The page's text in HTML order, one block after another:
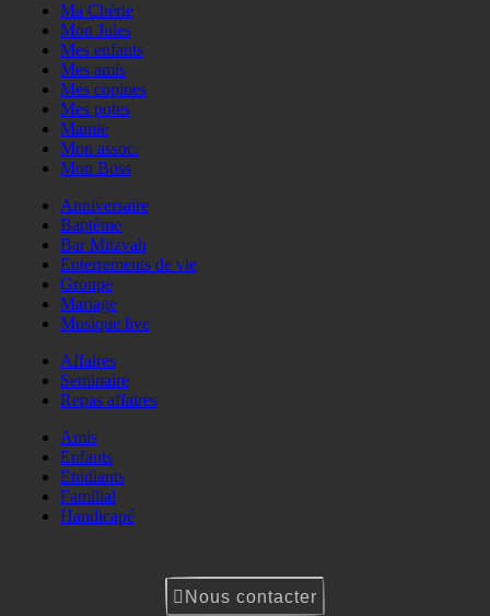
Ma Chérie
Mon Jules
Mes enfants
Mes amis
Mes copines
Mes potes
Mamie
Mon assoc.
Mon Boss
Anniversaire
Baptême
Bar Mitzvah
Enterrements de vie
Groupe
Mariage
Musique live
Affaires
Seminaire
Repas affaires
Amis
Enfants
Etudiants
Familial
Handicapé
Nous contacter